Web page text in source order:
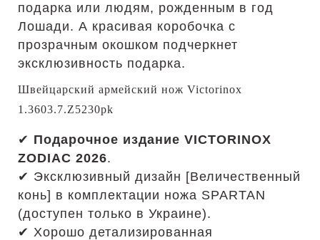
подарка или людям, рожденным в год
Лошади. А красивая коробочка с
прозрачным окошком подчеркнет
эксклюзивность подарка.
Швейцарский армейский нож Victorinox
1.3603.7.Z5230pk
✔ Подарочное издание VICTORINOX
ZODIAC 2026.
✔ Эксклюзивный дизайн [Величественный
конь] в комплектации ножа SPARTAN
(доступен только в Украине).
✔ Хорошо детализированная